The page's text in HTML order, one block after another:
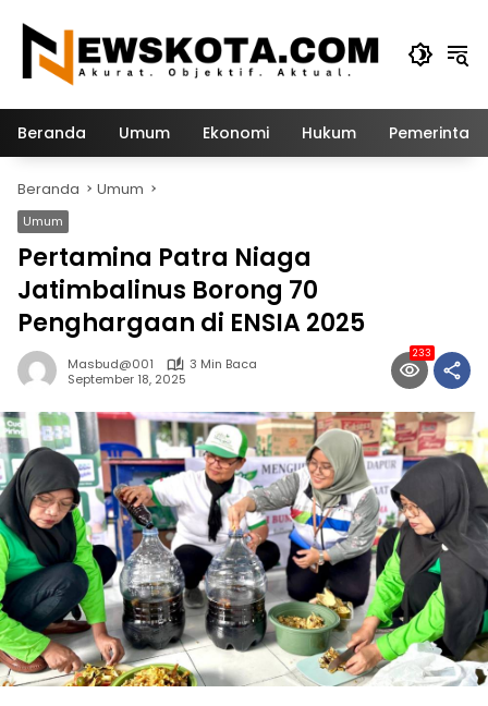
konten
Beranda Umum Ekonomi Hukum
Beranda Umum
Umum
Pertamina Patra Niaga
Jatimbalinus Borong 70
Penghargaan di ENSIA 2025
Masbud@001
3 Min Baca
September 18, 2025
233